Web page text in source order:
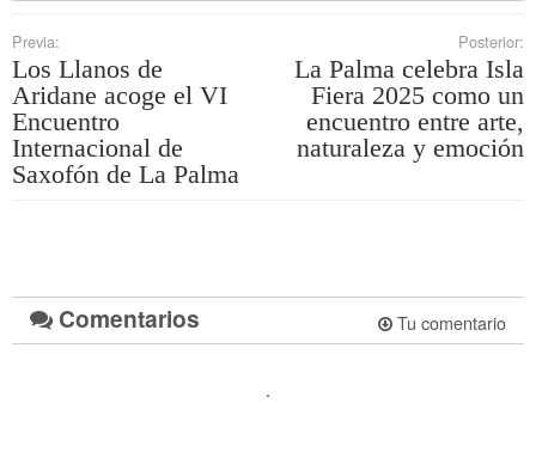
Previa:
Los Llanos de
Aridane acoge el VI
Encuentro
Internacional de
Saxofón de La Palma
Posterior:
La Palma celebra Isla
Fiera 2025 como un
encuentro entre arte,
naturaleza y emoción
Comentarios Tu comentario
.